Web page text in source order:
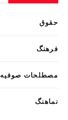
حقوق
فرهنگ
مصطلحات صوفیه
نماهنگ